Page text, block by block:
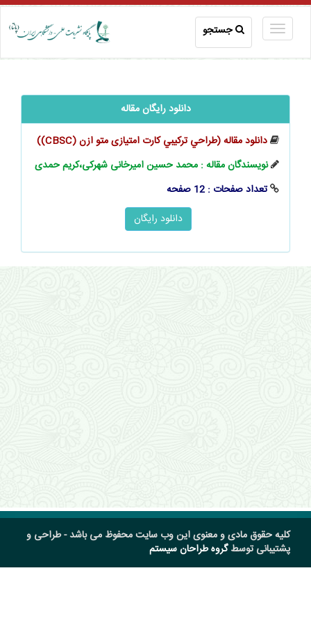
جستجو
دانلود رایگان مقاله
دانلود مقاله (ﻃﺮاﺣﻲ ﺗﺮﻛﻴﺒﻲ ﻛﺎرت امتیازی ﻣﺘﻮ ازن (CBSC))
نویسندگان مقاله : محمد حسین امیرخانی شهرکی،کریم حمدی
تعداد صفحات : 12 صفحه
کلیه حقوق مادی و معنوی این وب سایت محفوظ می باشد - طراحی و
پشتیبانی توسطگروه طراحان سیستم